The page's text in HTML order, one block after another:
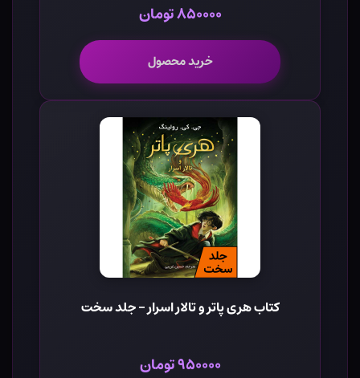
۸۵۰۰۰۰ تومان
خرید محصول
کتاب هری پاتر و تالار اسرار - جلد سخت
۹۵۰۰۰۰ تومان